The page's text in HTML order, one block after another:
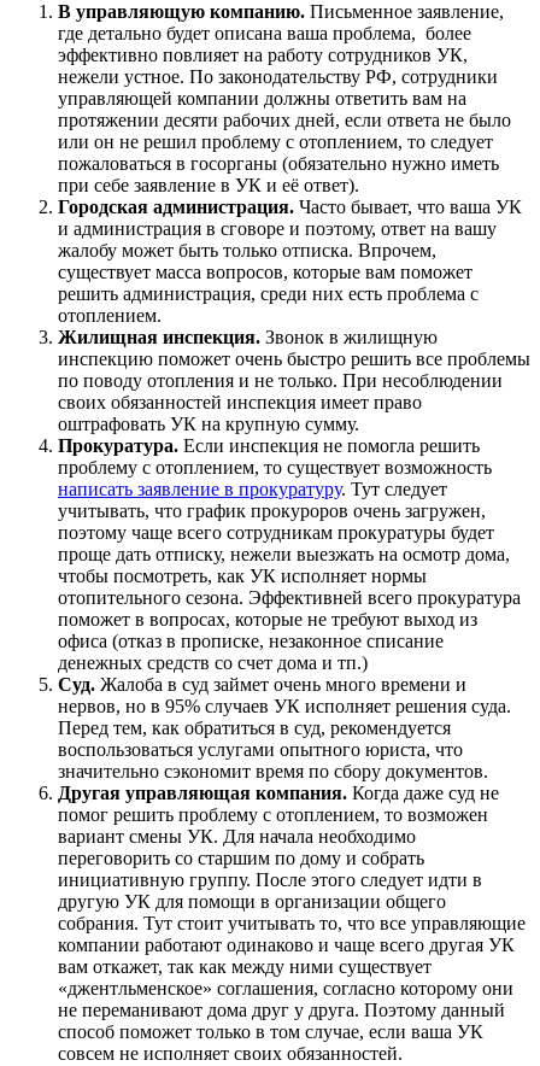
В управляющую компанию. Письменное заявление,
где детально будет описана ваша проблема, более
эффективно повлияет на работу сотрудников УК,
нежели устное. По законодательству РФ, сотрудники
управляющей компании должны ответить вам на
протяжении десяти рабочих дней, если ответа не было
или он не решил проблему с отоплением, то следует
пожаловаться в госорганы (обязательно нужно иметь
при себе заявление в УК и её ответ).
Городская администрация. Часто бывает, что ваша УК
и администрация в сговоре и поэтому, ответ на вашу
жалобу может быть только отписка. Впрочем,
существует масса вопросов, которые вам поможет
решить администрация, среди них есть проблема с
отоплением.
Жилищная инспекция. Звонок в жилищную
инспекцию поможет очень быстро решить все проблемы
по поводу отопления и не только. При несоблюдении
своих обязанностей инспекция имеет право
оштрафовать УК на крупную сумму.
Прокуратура. Если инспекция не помогла решить
проблему с отоплением, то существует возможность
написать заявление в прокуратуру. Тут следует
учитывать, что график прокуроров очень загружен,
поэтому чаще всего сотрудникам прокуратуры будет
проще дать отписку, нежели выезжать на осмотр дома,
чтобы посмотреть, как УК исполняет нормы
отопительного сезона. Эффективней всего прокуратура
поможет в вопросах, которые не требуют выход из
офиса (отказ в прописке, незаконное списание
денежных средств со счет дома и тп.)
Суд. Жалоба в суд займет очень много времени и
нервов, но в 95% случаев УК исполняет решения суда.
Перед тем, как обратиться в суд, рекомендуется
воспользоваться услугами опытного юриста, что
значительно сэкономит время по сбору документов.
Другая управляющая компания. Когда даже суд не
помог решить проблему с отоплением, то возможен
вариант смены УК. Для начала необходимо
переговорить со старшим по дому и собрать
инициативную группу. После этого следует идти в
другую УК для помощи в организации общего
собрания. Тут стоит учитывать то, что все управляющие
компании работают одинаково и чаще всего другая УК
вам откажет, так как между ними существует
«джентльменское» соглашения, согласно которому они
не переманивают дома друг у друга. Поэтому данный
способ поможет только в том случае, если ваша УК
совсем не исполняет своих обязанностей.